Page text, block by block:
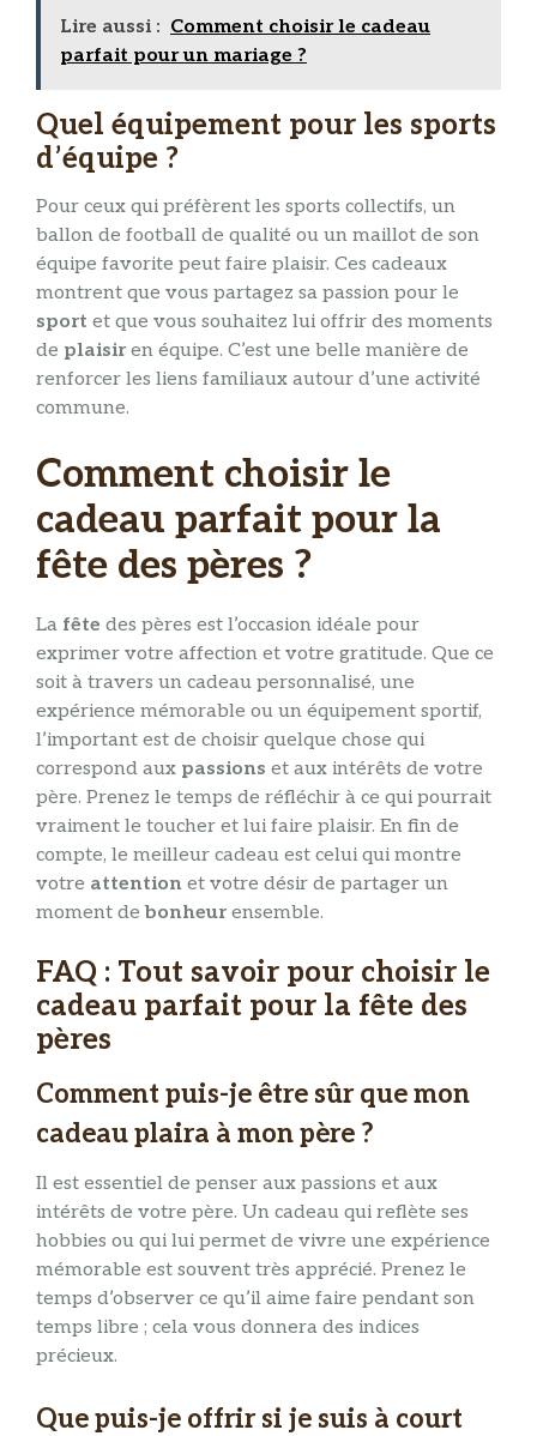
Lire aussi : Comment choisir le cadeau
parfait pour un mariage ?
Quel équipement pour les sports
d’équipe ?
Pour ceux qui préfèrent les sports collectifs, un
ballon de football de qualité ou un maillot de son
équipe favorite peut faire plaisir. Ces cadeaux
montrent que vous partagez sa passion pour le
sport et que vous souhaitez lui offrir des moments
de plaisiren équipe. C’est une belle manière de
renforcer les liens familiaux autour d’une activité
commune.
Comment choisir le
cadeau parfait pour la
fête des pères ?
La fête des pères est l’occasion idéale pour
exprimer votre affection et votre gratitude. Que ce
soit à travers un cadeau personnalisé, une
expérience mémorable ou un équipement sportif,
l’important est de choisir quelque chose qui
correspond aux passions et aux intérêts de votre
père. Prenez le temps de réfléchir à ce qui pourrait
vraiment le toucher et lui faire plaisir. En fin de
compte, le meilleur cadeau est celui qui montre
votre attention et votre désir de partager un
moment debonheurensemble.
FAQ : Tout savoir pour choisir le
cadeau parfait pour la fête des
pères
Comment puis-je être sûr que mon
cadeau plaira à mon père ?
Il est essentiel de penser aux passions et aux
intérêts de votre père. Un cadeau qui reflète ses
hobbies ou qui lui permet de vivre une expérience
mémorable est souvent très apprécié. Prenez le
temps d’observer ce qu’il aime faire pendant son
temps libre ; cela vous donnera des indices
précieux.
Que puis-je offrir si je suis à court